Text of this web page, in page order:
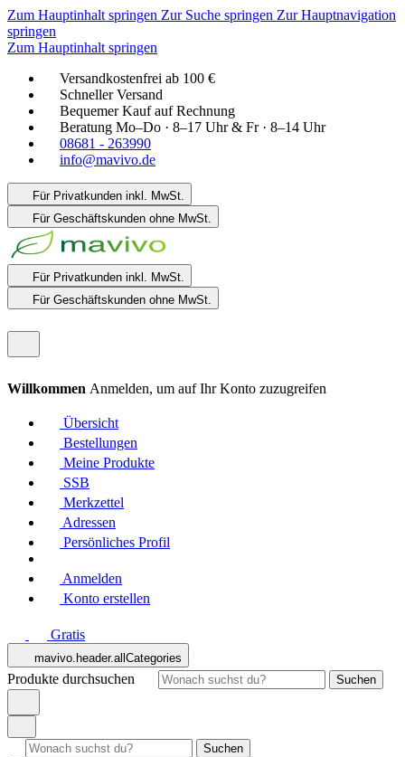
Zum Hauptinhalt springen Zur Suche springen Zur Hauptnavigation
springen
Zum Hauptinhalt springen
Versandkostenfrei ab 100 €
Schneller Versand
Bequemer Kauf auf Rechnung
Beratung Mo–Do · 8–17 Uhr & Fr · 8–14 Uhr
08681 - 263990
info@mavivo.de
Für Privatkunden inkl. MwSt.
Für Geschäftskunden ohne MwSt.
Für Privatkunden inkl. MwSt.
Für Geschäftskunden ohne MwSt.
Willkommen Anmelden, um auf Ihr Konto zuzugreifen
Übersicht
Bestellungen
Meine Produkte
SSB
Merkzettel
Adressen
Persönliches Profil
Anmelden
Konto erstellen
Gratis
mavivo.header.allCategories
Produkte durchsuchen Suchen
Suchen